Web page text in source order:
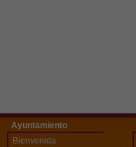
Ayuntamiento
Bienvenida